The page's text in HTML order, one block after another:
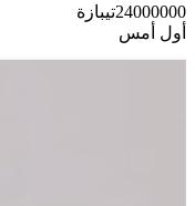
24000000تيبازة
أول أمس